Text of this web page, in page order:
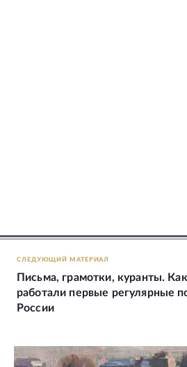
СЛЕДУЮЩИЙ МАТЕРИАЛ
Письма, грамотки, куранты. Как
работали первые регулярные
России